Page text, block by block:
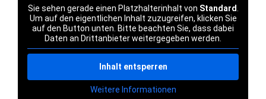
Sie sehen ger­ade einen Platzhal­ter­in­halt von Stan­dard.
Um auf den eigentlichen Inhalt zuzu­greifen, klick­en Sie
auf den But­ton unten. Bitte beacht­en Sie, dass dabei
Dat­en an Drit­tan­bi­eter weit­ergegeben werden.
Inhalt entsper­ren
Weit­ere Infor­ma­tio­nen